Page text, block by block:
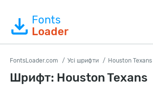
Fonts
Loader
FontsLoader.com Усі шрифти Houston Texans
Шрифт: Houston Texans